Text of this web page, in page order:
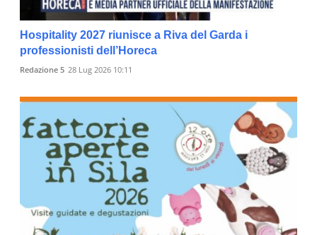
Hospitality 2027 riunisce a Riva del Garda i
professionisti dell’Horeca
Redazione 5 28 Lug 2026 10:11